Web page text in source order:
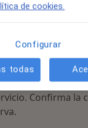
en función del
Confirma la
de cookies.
Configurar
todas